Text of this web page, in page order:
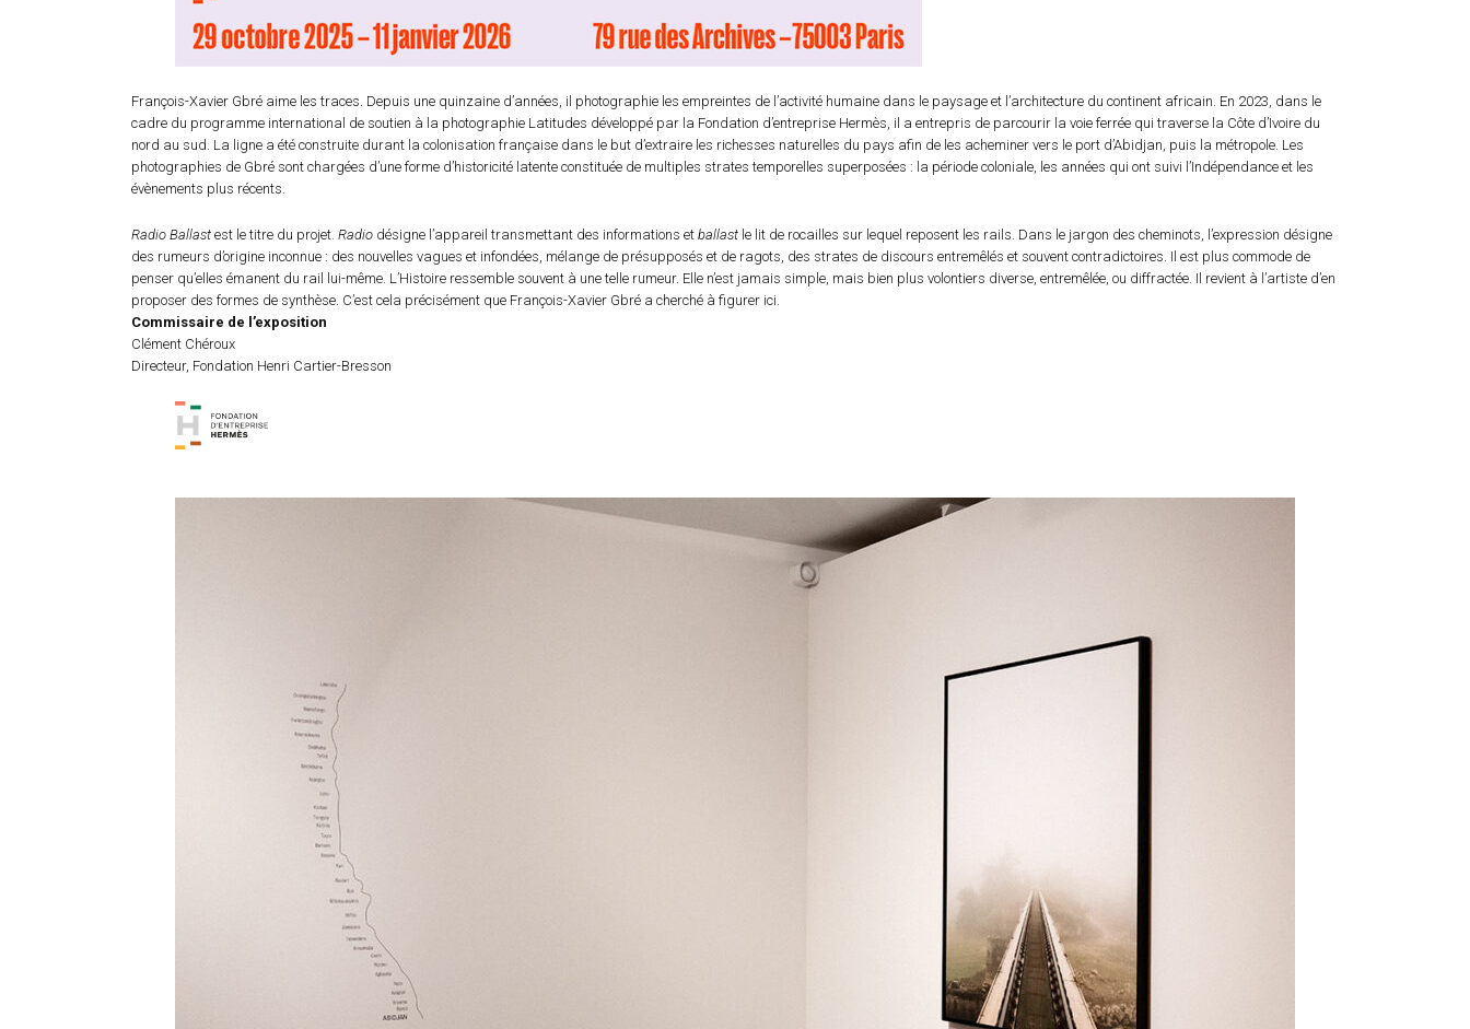
François-Xavier Gbré aime les traces. Depuis une quinzaine d’années, il photographie les empreintes de l’activité humaine dans le paysage et l’architecture du continent africain. En 2023, dans le
cadre du programme international de soutien à la photographie Latitudes développé par la Fondation d’entreprise Hermès, il a entrepris de parcourir la voie ferrée qui traverse la Côte d’Ivoire du
nord au sud. La ligne a été construite durant la colonisation française dans le but d’extraire les richesses naturelles du pays afin de les acheminer vers le port d’Abidjan, puis la métropole. Les
photographies de Gbré sont chargées d’une forme d’historicité latente constituée de multiples strates temporelles superposées : la période coloniale, les années qui ont suivi l’Indépendance et les
évènements plus récents.
Radio Ballast est le titre du projet. Radio désigne l’appareil transmettant des informations et ballast le lit de rocailles sur lequel reposent les rails. Dans le jargon des cheminots, l’expression désigne
des rumeurs d’origine inconnue : des nouvelles vagues et infondées, mélange de présupposés et de ragots, des strates de discours entremêlés et souvent contradictoires. Il est plus commode de
penser qu’elles émanent du rail lui-même. L’Histoire ressemble souvent à une telle rumeur. Elle n’est jamais simple, mais bien plus volontiers diverse, entremêlée, ou diffractée. Il revient à l’artiste d’en
proposer des formes de synthèse. C’est cela précisément que François-Xavier Gbré a cherché à figurer ici.
Commissaire de l’exposition
Clément Chéroux
Directeur, Fondation Henri Cartier-Bresson